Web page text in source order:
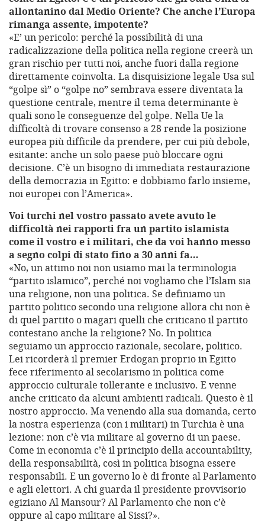
allontanino dal Medio Oriente? Che anche l’Europa
rimanga assente, impotente?
«E’ un pericolo: perché la possibilità di una
radicalizzazione della politica nella regione creerà un
gran rischio per tutti noi, anche fuori dalla regione
direttamente coinvolta. La disquisizione legale Usa sul
“golpe sì” o “golpe no” sembrava essere diventata la
questione centrale, mentre il tema determinante è
quali sono le conseguenze del golpe. Nella Ue la
difficoltà di trovare consenso a 28 rende la posizione
europea più difficile da prendere, per cui più debole,
esitante: anche un solo paese può bloccare ogni
decisione. C’è un bisogno di immediata restaurazione
della democrazia in Egitto: e dobbiamo farlo insieme,
noi europei con l’America».
Voi turchi nel vostro passato avete avuto le
difficoltà nei rapporti fra un partito islamista
come il vostro e i militari, che da voi hanno messo
a segno colpi di stato fino a 30 anni fa…
«No, un attimo noi non usiamo mai la terminologia
“partito islamico”, perché noi vogliamo che l’Islam sia
una religione, non una politica. Se definiamo un
partito politico secondo una religione allora chi non è
di quel partito o magari quelli che criticano il partito
contestano anche la religione? No. In politica
seguiamo un approccio razionale, secolare, politico.
Lei ricorderà il premier Erdogan proprio in Egitto
fece riferimento al secolarismo in politica come
approccio culturale tollerante e inclusivo. E venne
anche criticato da alcuni ambienti radicali. Questo è il
nostro approccio. Ma venendo alla sua domanda, certo
la nostra esperienza (con i militari) in Turchia è una
lezione: non c’è via militare al governo di un paese.
Come in economia c’è il principio della accountability,
della responsabilità, così in politica bisogna essere
responsabili. E un governo lo è di fronte al Parlamento
e agli elettori. A chi guarda il presidente provvisorio
egiziano Al Mansour? Al Parlamento che non c’è
oppure al capo militare al Sissi?».